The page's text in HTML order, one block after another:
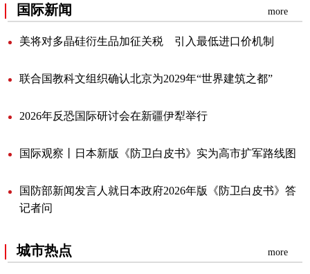
国际新闻 more
美将对多晶硅衍生品加征关税引入最低进口价机制
联合国教科文组织确认北京为2029年“世界建筑之都”
2026年反恐国际研讨会在新疆伊犁举行
国际观察丨日本新版《防卫白皮书》实为高市扩军路线图
国防部新闻发言人就日本政府2026年版《防卫白皮书》答
记者问
城市热点 more